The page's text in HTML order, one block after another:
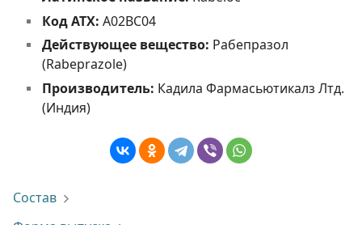
Код АТХ: A02BC04
Действующее вещество: Рабепразол
(Rabeprazole)
Производитель: Кадила Фармасьютикалз Лтд.
(Индия)
Состав